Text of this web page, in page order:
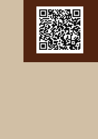
2022年3月
2022年2月
2022年1月
2021年11月
2021年10月
2021年9月